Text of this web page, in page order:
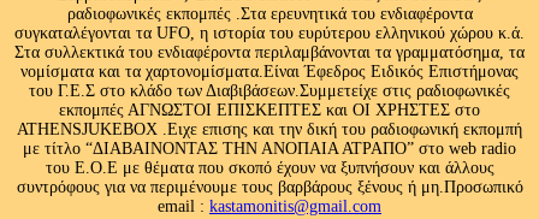
ραδιοφωνικές εκπομπές .Στα ερευνητικά του ενδιαφέροντα
συγκαταλέγονται τα UFO, η ιστορία του ευρύτερου ελληνικού χώρου κ.ά.
Στα συλλεκτικά του ενδιαφέροντα περιλαμβάνονται τα γραμματόσημα, τα
νομίσματα και τα χαρτονομίσματα.Είναι Έφεδρος Ειδικός Επιστήμονας
του Γ.Ε.Σ στο κλάδο των Διαβιβάσεων.Συμμετείχε στις ραδιοφωνικές
εκπομπές ΑΓΝΩΣΤΟΙ ΕΠΙΣΚΕΠΤΕΣ και ΟΙ ΧΡΗΣΤΕΣ στο
ATHENSJUKEBOX .Ειχε επισης και την δική του ραδιοφωνική εκπομπή
με τίτλο “ΔΙΑΒΑΙΝΟΝΤΑΣ ΤΗΝ ΑΝΟΠΑΙΑ ΑΤΡΑΠΟ” στο web radio
του Ε.Ο.Ε με θέματα που σκοπό έχουν να ξυπνήσουν και άλλους
συντρόφους για να περιμένουμε τους βαρβάρους ξένους ή μη.Προσωπικό
email : kastamonitis@gmail.com